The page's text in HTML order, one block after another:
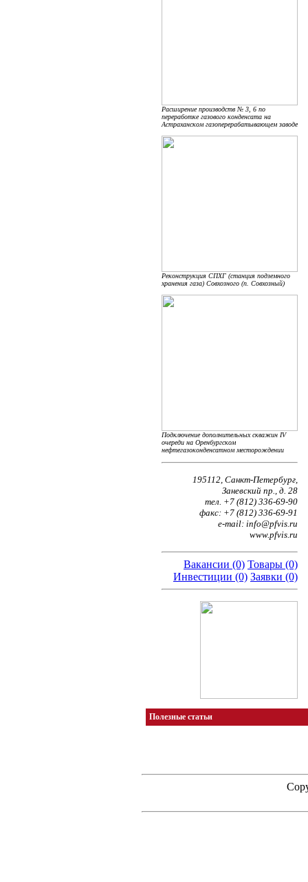
Расширение производств № 3, 6 по
переработке газового конденсата на
Астраханском газоперерабатывающем заводе
Реконструкция СПХГ (станция подземного
хранения газа) Совхозного (п. Совхозный)
Подключение дополнительных скважин IV
очереди на Оренбургском
нефтегазоконденсатном месторождении
195112, Санкт-Петербург,
Заневский пр., д. 28
тел. +7 (812) 336-69-90
факс: +7 (812) 336-69-91
e-mail: info@pfvis.ru
www.pfvis.ru
Вакансии (0) Товары (0)
Инвестиции (0) Заявки (0)
Полезные статьи